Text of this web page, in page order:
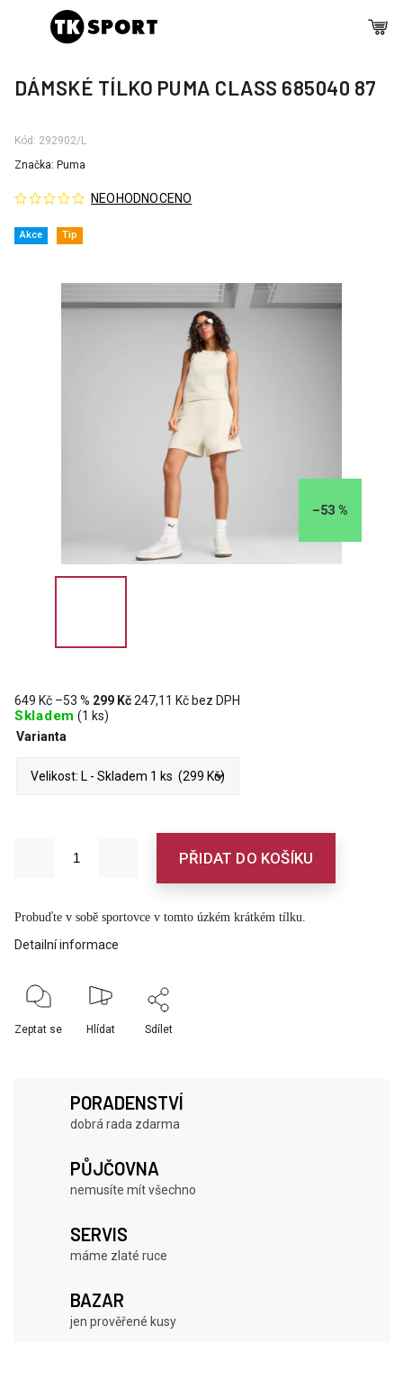
DÁMSKÉ TÍLKO PUMA CLASS 685040 87
Kód: 292902/L
Akce Tip
NEOHODNOCENO
Značka: Puma
–53 %
649 Kč –53 % 299 Kč247,11 Kč bez DPH
Skladem (1 ks)
Varianta
PŘIDAT DO KOŠÍKU
Probuďte v sobě sportovce v tomto úzkém krátkém tílku.
Detailní informace
Zeptat se Hlídat Sdílet
PORADENSTVÍ
dobrá rada zdarma
PŮJČOVNA
nemusíte mít všechno
SERVIS
máme zlaté ruce
BAZAR
jen prověřené kusy